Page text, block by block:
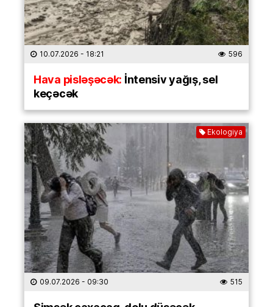
10.07.2026 - 18:21 596
Hava pisləşəcək: İntensiv yağış, sel
keçəcək
Ekologiya
09.07.2026 - 09:30 515